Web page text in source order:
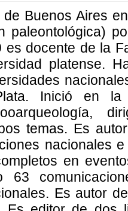
Buenos Aires
paleontológica)
es docente de la
platense.
Inició en la
temas. Es
nacionales
en
63
Es autor